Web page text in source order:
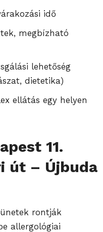
idő
megbízható
lehetőség
dietetika)
ellátás egy helyen
11.
út – Újbuda
rontják
allergológiai